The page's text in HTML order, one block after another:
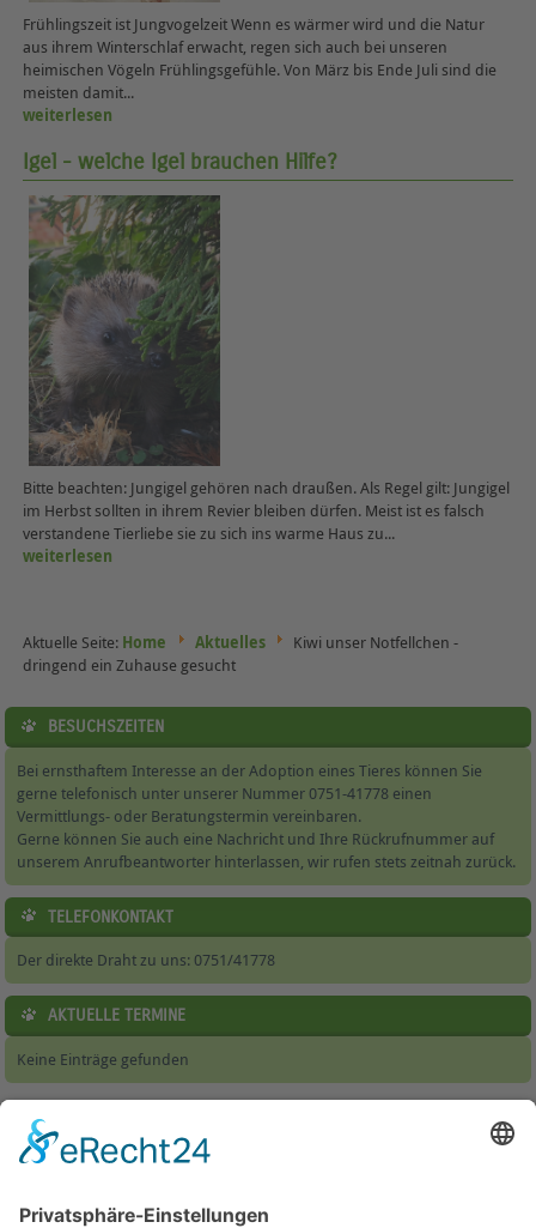
Frühlingszeit ist Jungvogelzeit Wenn es wärmer wird und die Natur
aus ihrem Winterschlaf erwacht, regen sich auch bei unseren
heimischen Vögeln Frühlingsgefühle. Von März bis Ende Juli sind die
meisten damit...
weiterlesen
Igel - welche Igel brauchen Hilfe?
Bitte beachten: Jungigel gehören nach draußen. Als Regel gilt: Jungigel
im Herbst sollten in ihrem Revier bleiben dürfen. Meist ist es falsch
verstandene Tierliebe sie zu sich ins warme Haus zu...
weiterlesen
Aktuelle Seite: Home Aktuelles
Kiwi unser Notfellchen -
dringend ein Zuhause gesucht
BESUCHSZEITEN
Bei ernsthaftem Interesse an der Adoption eines Tieres können Sie
gerne telefonisch unter unserer Nummer 0751-41778 einen
Vermittlungs- oder Beratungstermin vereinbaren.
Gerne können Sie auch eine Nachricht und Ihre Rückrufnummer auf
unserem Anrufbeantworter hinterlassen, wir rufen stets zeitnah zurück.
TELEFONKONTAKT
Der direkte Draht zu uns: 0751/41778
AKTUELLE TERMINE
Keine Einträge gefunden